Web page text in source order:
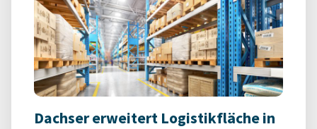
Dachser erweitert Logistikfläche in